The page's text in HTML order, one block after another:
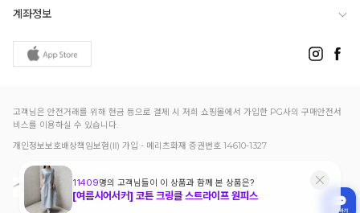
계좌정보
고객님은 안전거래를 위해 현금 등으로 결제 시 저희 쇼핑몰에서 가입한 PG사의 구매안전서
비스를 이용하실 수 있습니다.
개인정보보호배상책임보험(Ⅱ) 가입 - 메리츠화재 증권번호 14610-1327